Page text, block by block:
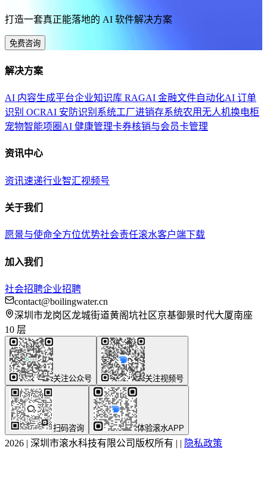
打造一套真正能落地的 AI 软件解决方案
免费咨询
解决方案
AI 内容生成平台企业知识库 RAGAI 金融文件自动化AI 订单
识别 OCRAI 安防识别系统工厂进销存系统农用无人机换电柜
宠物智能项圈 AI 健康管理卡券核销与会员卡管理
资讯中心
资讯速递行业智汇视频号
关于我们
愿景与使命全方位优势社会责任滚水客户端下载
加入我们
社会招聘企业招聘
contact@boilingwater.cn
深圳市龙岗区龙城街道黄阁坑社区京基御景时代大厦南座
10 层
关注公众号 关注视频号
扫码咨询 体验滚水APP
2026 | 深圳市滚水科技有限公司版权所有 | | 隐私政策